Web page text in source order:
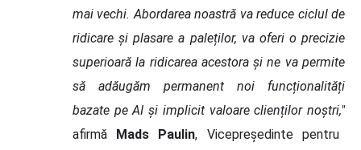
mai vechi. Abordarea noastră va reduce ciclul de
ridicare și plasare a paleților, va oferi o precizie
superioară la ridicarea acestora și ne va permite
să adăugăm permanent noi funcționalități
bazate pe AI și implicit valoare clienților noștri,"
afirmă
Mads Paulin, Vicepreședinte pentru